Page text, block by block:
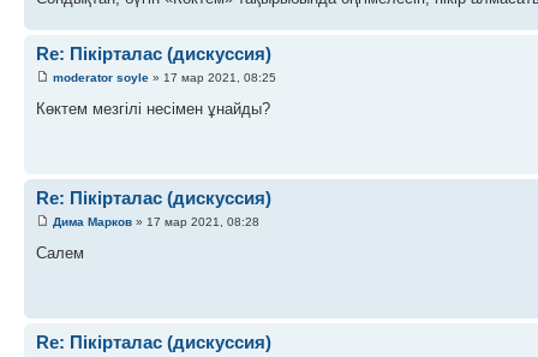
Re: Пікірталас (дискуссия)
moderator soyle » 17 мар 2021, 08:25
Көктем мезгілі несімен ұнайды?
Re: Пікірталас (дискуссия)
Дима Марков » 17 мар 2021, 08:28
Салем
Re: Пікірталас (дискуссия)